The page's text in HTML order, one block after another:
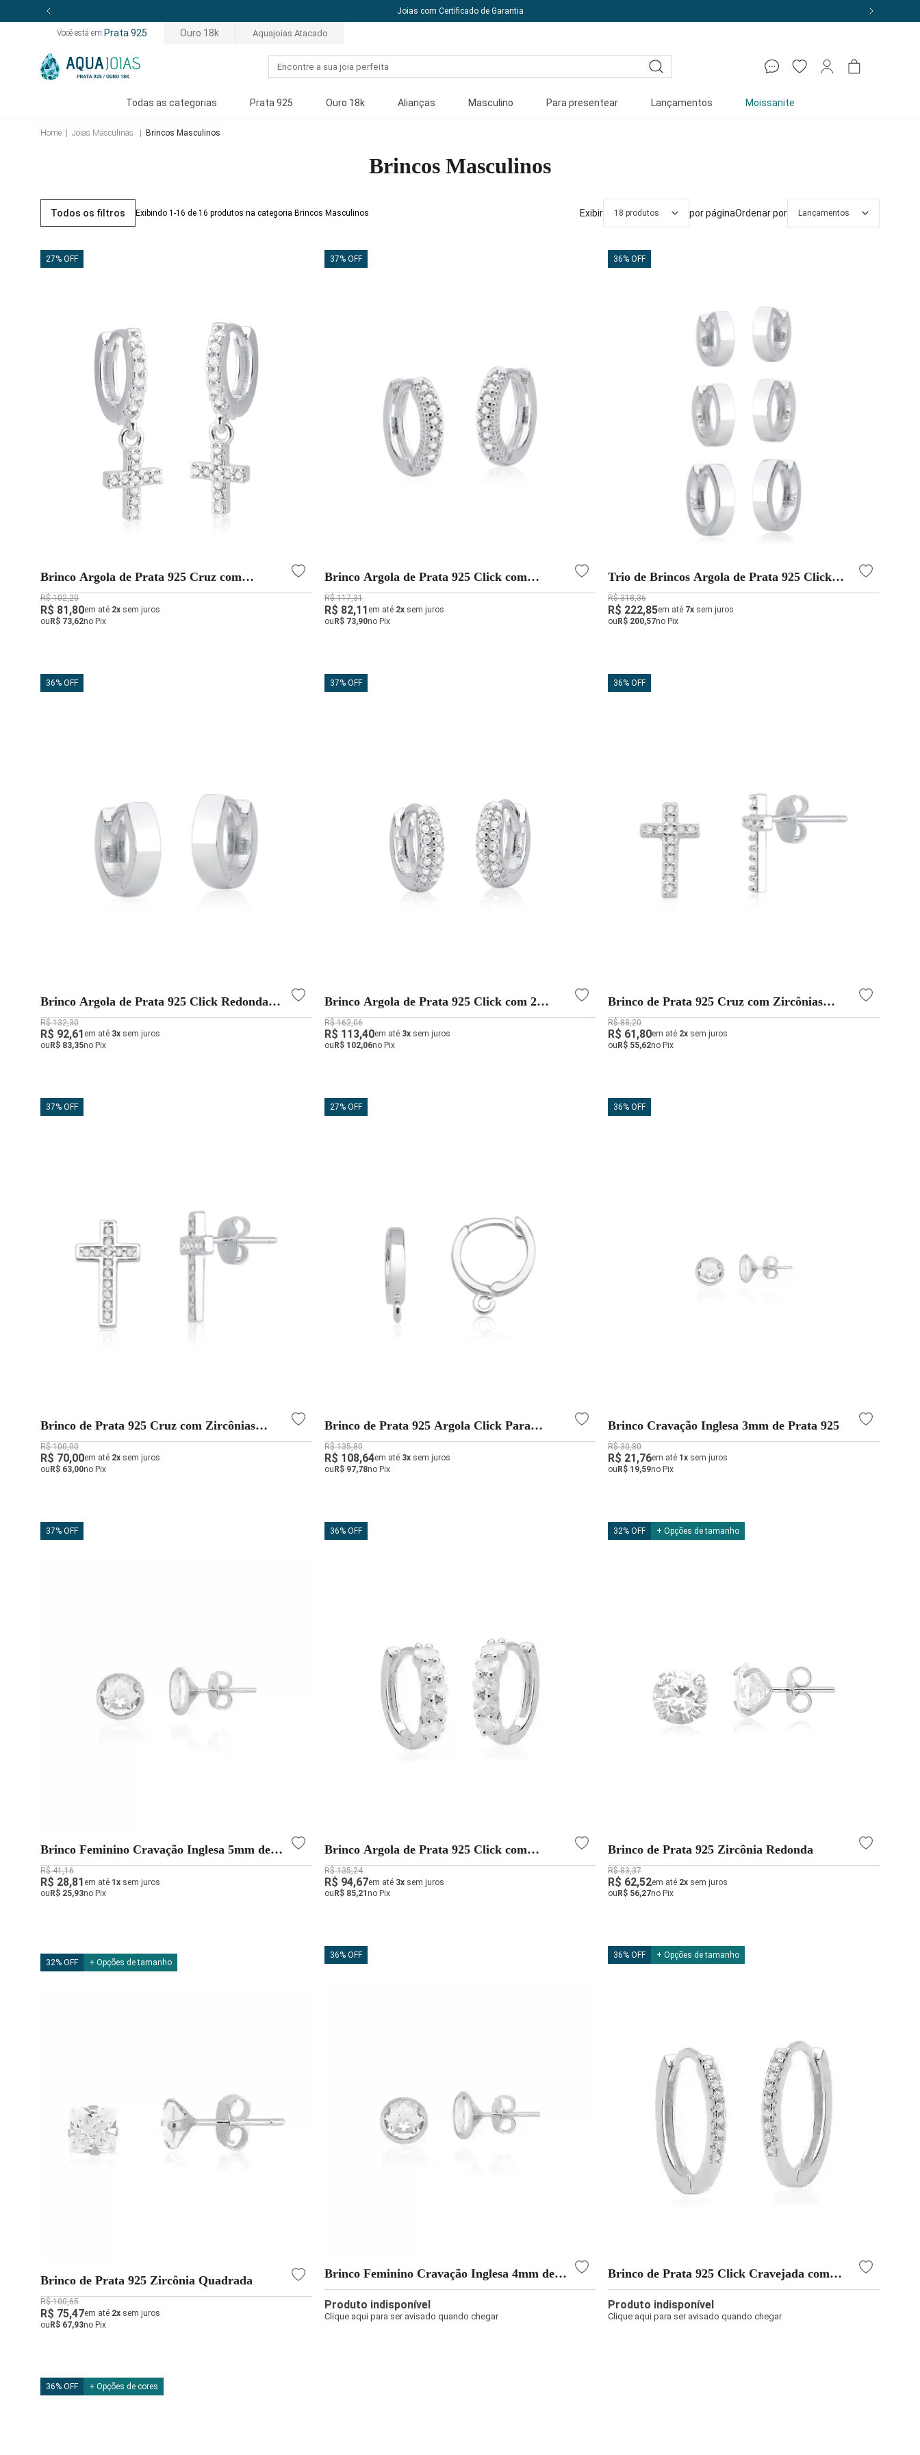
Joias com Certificado de Garantia
Você está em: Prata 925 Ouro 18k Aquajoias Atacado
Todas as categorias Prata 925 Ouro 18k Alianças Masculino Para presentear Lançamentos Moissanite
Home | Joias Masculinas | Brincos Masculinos
Brincos Masculinos
Todos os filtros Exibindo 1-16 de 16 produtos na categoria Brincos Masculinos Exibir 18 produtos por páginaOrdenar por Lançamentos
27% OFF
Brinco Argola de Prata 925 Cruz com
Zircônias
R$ 102,20
R$ 81,80em até 2x sem juros
ouR$ 73,62no Pix
37% OFF
Brinco Argola de Prata 925 Click com
Zircônias Cravejadas
R$ 117,31
R$ 82,11 em até 2xsem juros
ouR$ 73,90no Pix
36% OFF
Trio de Brincos Argola de Prata 925 Click
Redonda Lisa
R$ 318,36
R$ 222,85em até 7x sem juros
ouR$ 200,57no Pix
36% OFF
Brinco Argola de Prata 925 Click Redonda
Lisa
R$ 132,30
R$ 92,61 em até 3x sem juros
ou R$ 83,35no Pix
37% OFF
Brinco Argola de Prata 925 Click com 2
Fileiras Cravejadas
R$ 162,06
R$ 113,40em até 3xsem juros
ou R$ 102,06no Pix
36% OFF
Brinco de Prata 925 Cruz com Zircônias
12mm x 6mm
R$ 88,20
R$ 61,80em até 2x sem juros
ou R$ 55,62no Pix
37% OFF
Brinco de Prata 925 Cruz com Zircônias
Cravejadas
R$ 100,00
R$ 70,00em até 2x sem juros
ou R$ 63,00no Pix
27% OFF
Brinco de Prata 925 Argola Click Para
Pingentes
R$ 135,80
R$ 108,64em até 3xsem juros
ou R$ 97,78no Pix
36% OFF
Brinco Cravação Inglesa 3mm de Prata 925
R$ 30,80
R$ 21,76em até 1x sem juros
ou R$ 19,59no Pix
37% OFF
Brinco Feminino Cravação Inglesa 5mm de
Prata 925
R$ 41,16
R$ 28,81 em até 1x sem juros
ou R$ 25,93no Pix
36% OFF
Brinco Argola de Prata 925 Click com
Zircônias
R$ 135,24
R$ 94,67em até 3xsem juros
ou R$ 85,21 no Pix
32% OFF + Opções de tamanho
Brinco de Prata 925 Zircônia Redonda
R$ 83,37
R$ 62,52em até 2x sem juros
ou R$ 56,27no Pix
32% OFF + Opções de tamanho
Brinco de Prata 925 Zircônia Quadrada
R$ 100,65
R$ 75,47em até 2x sem juros
ouR$ 67,93no Pix
36% OFF
Brinco Feminino Cravação Inglesa 4mm de
Prata 925
Produto indisponível
Clique aqui para ser avisado quando chegar
36% OFF + Opções de tamanho
Brinco de Prata 925 Click Cravejada com
14mm
Produto indisponível
Clique aqui para ser avisado quando chegar
36% OFF + Opções de cores